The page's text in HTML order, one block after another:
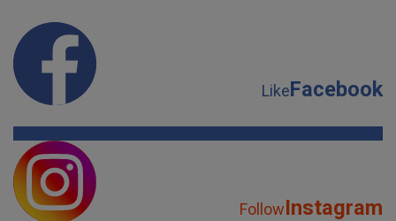
LikeFacebook
FollowInstagram